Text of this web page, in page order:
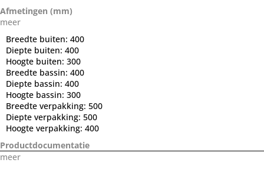
Afmetingen (mm)
meer
Breedte buiten: 400
Diepte buiten: 400
Hoogte buiten: 300
Breedte bassin: 400
Diepte bassin: 400
Hoogte bassin: 300
Breedte verpakking: 500
Diepte verpakking: 500
Hoogte verpakking: 400
Productdocumentatie
meer